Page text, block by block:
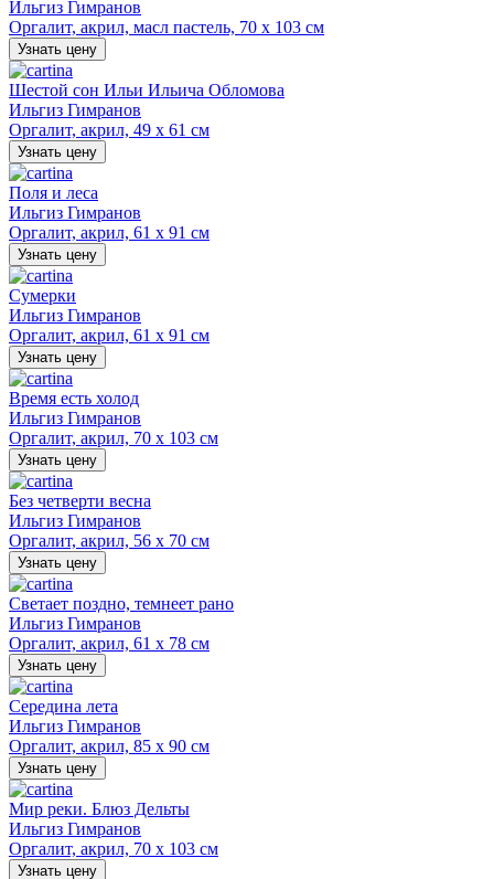
Ильгиз Гимранов
Оргалит, акрил, масл пастель, 70 х 103 см
Узнать цену
Шестой сон Ильи Ильича Обломова
Ильгиз Гимранов
Оргалит, акрил, 49 х 61 см
Узнать цену
Поля и леса
Ильгиз Гимранов
Оргалит, акрил, 61 х 91 см
Узнать цену
Сумерки
Ильгиз Гимранов
Оргалит, акрил, 61 х 91 см
Узнать цену
Время есть холод
Ильгиз Гимранов
Оргалит, акрил, 70 х 103 см
Узнать цену
Без четверти весна
Ильгиз Гимранов
Оргалит, акрил, 56 х 70 см
Узнать цену
Светает поздно, темнеет рано
Ильгиз Гимранов
Оргалит, акрил, 61 х 78 см
Узнать цену
Середина лета
Ильгиз Гимранов
Оргалит, акрил, 85 х 90 см
Узнать цену
Мир реки. Блюз Дельты
Ильгиз Гимранов
Оргалит, акрил, 70 х 103 см
Узнать цену